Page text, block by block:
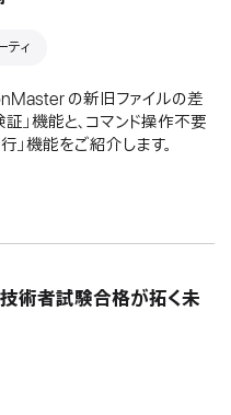
ティ
の新旧ファイルの差
」機能と、コマンド操作不要
」機能をご紹介します。
術者試験合格が拓く未